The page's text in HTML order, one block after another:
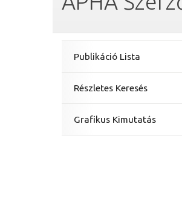
Publikáció Lista
Részletes Keresés
Grafikus Kimutatás